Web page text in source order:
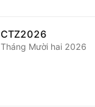
CTZ2026
Tháng Mười hai 2026